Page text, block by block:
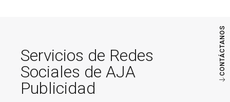
CONTÁCTANOS
Servicios de Redes
Sociales de AJA
Publicidad